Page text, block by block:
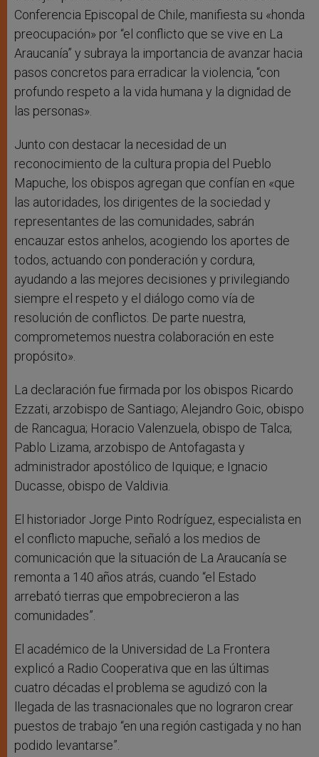
Conferencia Episcopal de Chile, manifiesta su «honda
preocupación» por “el conflicto que se vive en La
Araucanía” y subraya la importancia de avanzar hacia
pasos concretos para erradicar la violencia, “con
profundo respeto a la vida humana y la dignidad de
las personas».
Junto con destacar la necesidad de un
reconocimiento de la cultura propia del Pueblo
Mapuche, los obispos agregan que confían en «que
las autoridades, los dirigentes de la sociedad y
representantes de las comunidades, sabrán
encauzar estos anhelos, acogiendo los aportes de
todos, actuando con ponderación y cordura,
ayudando a las mejores decisiones y privilegiando
siempre el respeto y el diálogo como vía de
resolución de conflictos. De parte nuestra,
comprometemos nuestra colaboración en este
propósito».
La declaración fue firmada por los obispos Ricardo
Ezzati, arzobispo de Santiago; Alejandro Goic, obispo
de Rancagua; Horacio Valenzuela, obispo de Talca;
Pablo Lizama, arzobispo de Antofagasta y
administrador apostólico de Iquique; e Ignacio
Ducasse, obispo de Valdivia.
El historiador Jorge Pinto Rodríguez, especialista en
el conflicto mapuche, señaló a los medios de
comunicación que la situación de La Araucanía se
remonta a 140 años atrás, cuando “el Estado
arrebató tierras que empobrecieron a las
comunidades”.
El académico de la Universidad de La Frontera
explicó a Radio Cooperativa que en las últimas
cuatro décadas el problema se agudizó con la
llegada de las trasnacionales que no lograron crear
puestos de trabajo “en una región castigada y no han
podido levantarse”.